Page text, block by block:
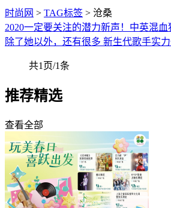
时尚网 > TAG标签 > 沧桑
2020一定要关注的潜力新声！中英混
除了她以外，还有很多 新生代歌手实
共1页/1条
推荐精选
查看全部